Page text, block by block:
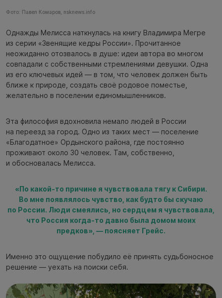
Фото: Павел Комаров, nsknews.info
Однажды Мелисса наткнулась на книгу Владимира Мегре
из серии «Звенящие кедры России». Прочитанное
неожиданно отозвалось в душе: идеи автора во многом
совпадали с собственными стремлениями девушки. Одна
из его ключевых идей — в том, что человек должен быть
ближе к природе, создать своё родовое поместье,
желательно в поселении единомышленников.
Эта философия вдохновила немало людей в России
на переезд за город. Одно из таких мест — поселение
«Благодатное» Ордынского района, где постоянно
проживают около 30 человек. Там, собственно,
и обосновалась Мелисса.
«По какой-то причине я чувствовала тягу к Сибири.
Во мне появлялось чувство, как будто бы скучаю
по России. Люди смеялись, но сердцем я чувствовала,
что Россия когда-то давно была домом моих
предков», — поясняет Грейс.
Именно это ощущение побудило её принять судьбоносное
решение — уехать на поиски себя.